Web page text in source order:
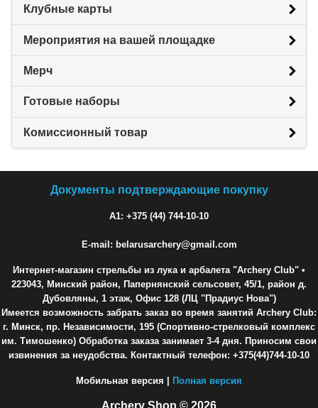
Клубные карты
Мероприятия на вашей площадке
Мерч
Готовые наборы
Комиссионный товар
Документы подтверждающие покупку
A1: +375 (44) 744-10-10
E-mail: belarusarchery@gmail.com
Интернет-магазин стрельбы из лука и арбалета "Archery Club" •
223043, Минский район, Папернянский сельсовет, 45/1, район д.
Дубовляны, 1 этаж, Офис 128 (ЛЦ "Прадиус Нова")
Имеется возможность забрать заказ во время занятий Archery Club:
г. Минск, пр. Независимости, 195 (Спортивно-стрелковый комплекс
им. Тимошенко) Обработка заказа занимает 3-4 дня. Приносим свои
извинения за неудобства. Контактный телефон: +375(44)744-10-10
Мобильная версия | Полная версия
Archery Shop © 2026